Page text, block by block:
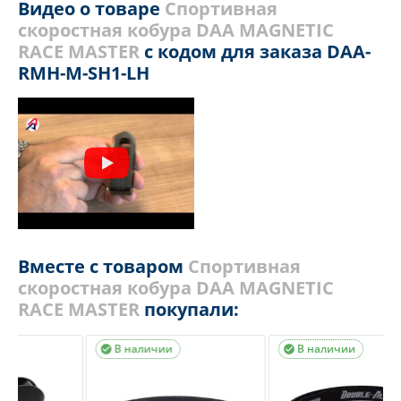
Видео о товаре Спортивная
скоростная кобура DAA MAGNETIC
RACE MASTER с кодом для заказа DAA-
RMH-M-SH1-LH
Вместе с товаром Спортивная
скоростная кобура DAA MAGNETIC
RACE MASTER покупали:
В наличии В наличии